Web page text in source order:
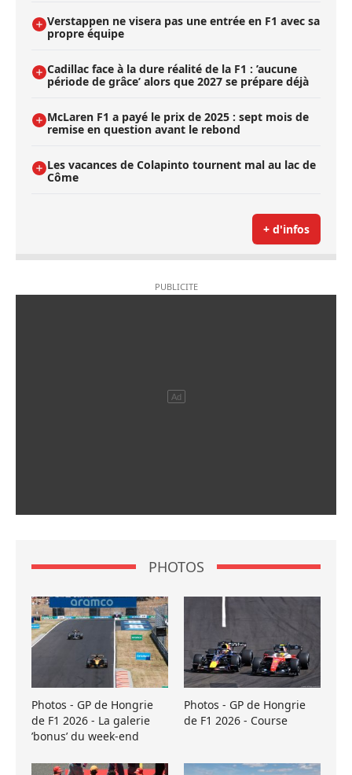
Verstappen ne visera pas une entrée en F1 avec sa
propre équipe
Cadillac face à la dure réalité de la F1 : ’aucune
période de grâce’ alors que 2027 se prépare déjà
McLaren F1 a payé le prix de 2025 : sept mois de
remise en question avant le rebond
Les vacances de Colapinto tournent mal au lac de
Côme
+ d'infos
PHOTOS
Photos - GP de Hongrie
de F1 2026 - La galerie
’bonus’ du week-end
Photos - GP de Hongrie
de F1 2026 - Course